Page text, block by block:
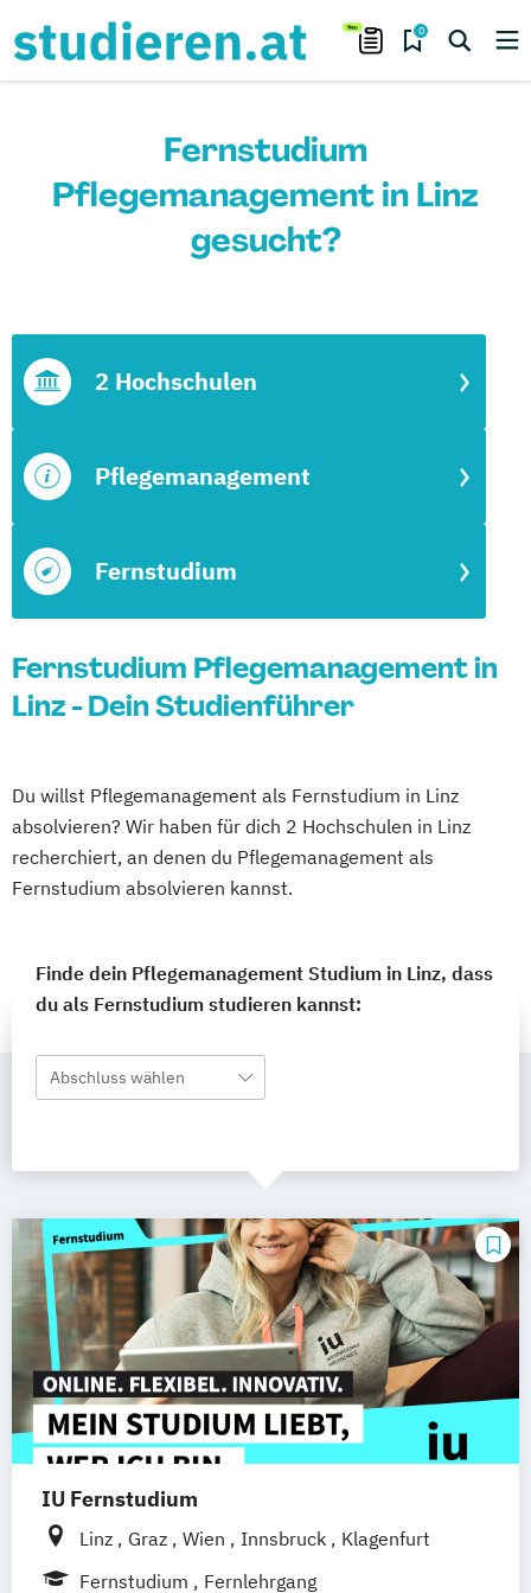
0
Fernstudium
Pflegemanagement in Linz
gesucht?
Fernstudium
Pflegemanagement
2 Hochschulen
Fernstudium Pflegemanagement in
Linz - Dein Studienführer
Du willst Pflegemanagement als Fernstudium in Linz
absolvieren? Wir haben für dich 2 Hochschulen in Linz
recherchiert, an denen du Pflegemanagement als
Fernstudium absolvieren kannst.
Finde dein Pflegemanagement Studium in Linz, dass
du als Fernstudium studieren kannst:
Abschluss wählen
IU Fernstudium
Linz Graz Wien Innsbruck
Klagenfurt
Fernstudium
Fernlehrgang